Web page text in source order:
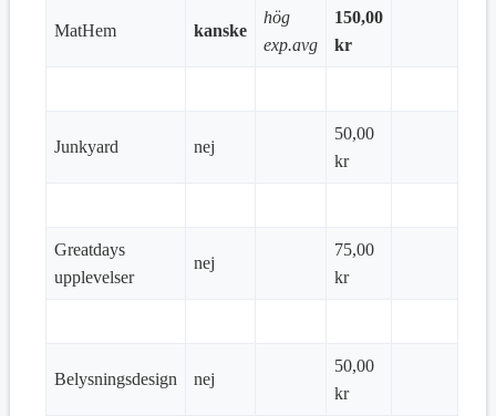
MatHem kanske
hög
exp.avg
150,00
kr
Junkyard nej
50,00
kr
Greatdays
upplevelser
nej
75,00
kr
Belysningsdesign nej
50,00
kr